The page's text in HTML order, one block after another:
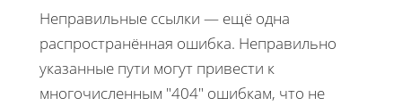
Неправильные ссылки — ещё одна
распространённая ошибка. Неправильно
указанные пути могут привести к
многочисленным "404" ошибкам, что не